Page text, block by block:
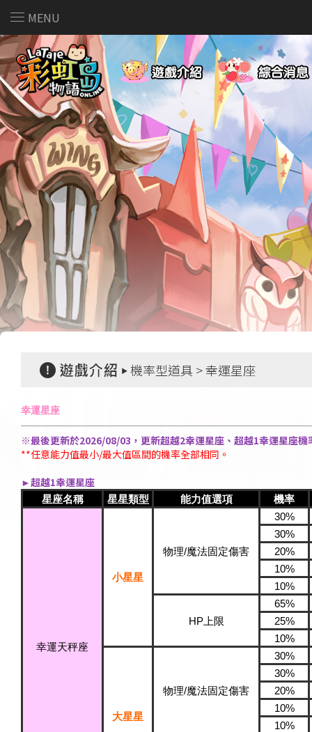
MENU
遊戲介紹
機率型道具 > 幸運星座
幸運星座
※最後更新於2026/08/03，更新超越2幸運星座、超越1幸運星座機
**任意能力值最小/最大值區間的機率全部相同。
►超越1幸運星座
星座名稱 星星類型 能力值選項 機率
幸運天秤座
小星星
物理/魔法固定傷害
30%
30%
20%
10%
10%
HP上限
65%
25%
10%
大星星
物理/魔法固定傷害
30%
30%
20%
10%
10%